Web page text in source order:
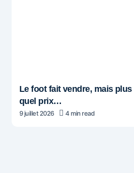
Le foot fait vendre, mais plus
quel prix…
9 juillet 2026 4 min read